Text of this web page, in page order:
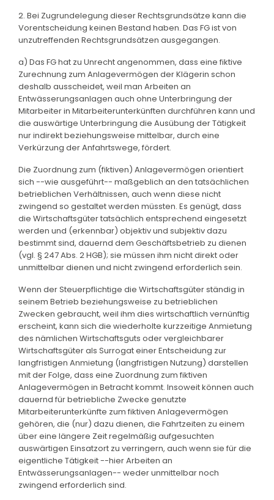
2. Bei Zugrundelegung dieser Rechtsgrundsätze kann die
Vorentscheidung keinen Bestand haben. Das FG ist von
unzutreffenden Rechtsgrundsätzen ausgegangen.
a) Das FG hat zu Unrecht angenommen, dass eine fiktive
Zurechnung zum Anlagevermögen der Klägerin schon
deshalb ausscheidet, weil man Arbeiten an
Entwässerungsanlagen auch ohne Unterbringung der
Mitarbeiter in Mitarbeiterunterkünften durchführen kann und
die auswärtige Unterbringung die Ausübung der Tätigkeit
nur indirekt beziehungsweise mittelbar, durch eine
Verkürzung der Anfahrtswege, fördert.
Die Zuordnung zum (fiktiven) Anlagevermögen orientiert
sich --wie ausgeführt-- maßgeblich an den tatsächlichen
betrieblichen Verhältnissen, auch wenn diese nicht
zwingend so gestaltet werden müssten. Es genügt, dass
die Wirtschaftsgüter tatsächlich entsprechend eingesetzt
werden und (erkennbar) objektiv und subjektiv dazu
bestimmt sind, dauernd dem Geschäftsbetrieb zu dienen
(vgl. § 247 Abs. 2 HGB); sie müssen ihm nicht direkt oder
unmittelbar dienen und nicht zwingend erforderlich sein.
Wenn der Steuerpflichtige die Wirtschaftsgüter ständig in
seinem Betrieb beziehungsweise zu betrieblichen
Zwecken gebraucht, weil ihm dies wirtschaftlich vernünftig
erscheint, kann sich die wiederholte kurzzeitige Anmietung
des nämlichen Wirtschaftsguts oder vergleichbarer
Wirtschaftsgüter als Surrogat einer Entscheidung zur
langfristigen Anmietung (langfristigen Nutzung) darstellen
mit der Folge, dass eine Zuordnung zum fiktiven
Anlagevermögen in Betracht kommt. Insoweit können auch
dauernd für betriebliche Zwecke genutzte
Mitarbeiterunterkünfte zum fiktiven Anlagevermögen
gehören, die (nur) dazu dienen, die Fahrtzeiten zu einem
über eine längere Zeit regelmäßig aufgesuchten
auswärtigen Einsatzort zu verringern, auch wenn sie für die
eigentliche Tätigkeit --hier Arbeiten an
Entwässerungsanlagen-- weder unmittelbar noch
zwingend erforderlich sind.